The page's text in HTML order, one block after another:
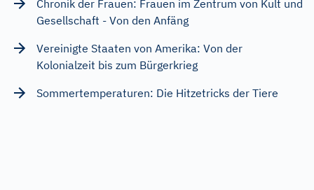
Chronik der Frauen: Frauen im Zentrum von Kult und
Gesellschaft - Von den Anfäng
Vereinigte Staaten von Amerika: Von der
Kolonialzeit bis zum Bürgerkrieg
Sommertemperaturen: Die Hitzetricks der Tiere